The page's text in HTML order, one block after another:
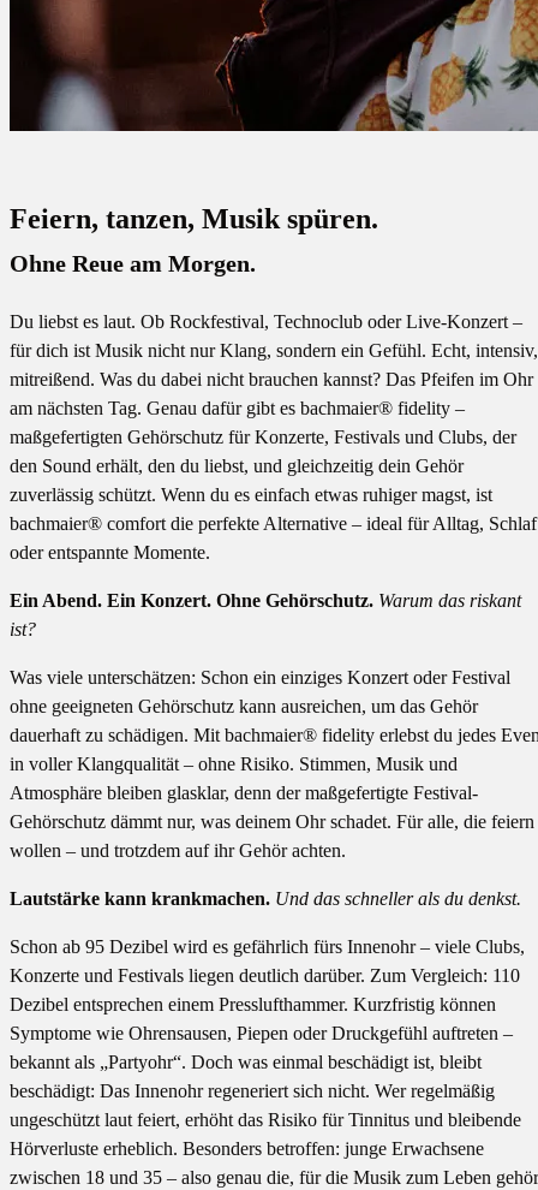
Feiern, tanzen, Musik spüren.
Ohne Reue am Morgen.
Du liebst es laut. Ob Rockfestival, Technoclub oder Live-Konzert –
für dich ist Musik nicht nur Klang, sondern ein Gefühl. Echt, intensiv,
mitreißend. Was du dabei nicht brauchen kannst? Das Pfeifen im Ohr
am nächsten Tag. Genau dafür gibt es bachmaier® fidelity –
maßgefertigten Gehörschutz für Konzerte, Festivals und Clubs, der
den Sound erhält, den du liebst, und gleichzeitig dein Gehör
zuverlässig schützt. Wenn du es einfach etwas ruhiger magst, ist
bachmaier® comfort die perfekte Alternative – ideal für Alltag, Schlaf
oder entspannte Momente.
Ein Abend. Ein Konzert. Ohne Gehörschutz. Warum das riskant
ist?
Was viele unterschätzen: Schon ein einziges Konzert oder Festival
ohne geeigneten Gehörschutz kann ausreichen, um das Gehör
dauerhaft zu schädigen. Mit bachmaier® fidelity erlebst du jedes
in voller Klangqualität – ohne Risiko. Stimmen, Musik und
Atmosphäre bleiben glasklar, denn der maßgefertigte Festival-
Gehörschutz dämmt nur, was deinem Ohr schadet. Für alle, die feiern
wollen – und trotzdem auf ihr Gehör achten.
Lautstärke kann krankmachen. Und das schneller als du denkst.
Schon ab 95 Dezibel wird es gefährlich fürs Innenohr – viele Clubs,
Konzerte und Festivals liegen deutlich darüber. Zum Vergleich: 110
Dezibel entsprechen einem Presslufthammer. Kurzfristig können
Symptome wie Ohrensausen, Piepen oder Druckgefühl auftreten –
bekannt als „Partyohr“. Doch was einmal beschädigt ist, bleibt
beschädigt: Das Innenohr regeneriert sich nicht. Wer regelmäßig
ungeschützt laut feiert, erhöht das Risiko für Tinnitus und bleibende
Hörverluste erheblich. Besonders betroffen: junge Erwachsene
zwischen 18 und 35 – also genau die, für die Musik zum Leben